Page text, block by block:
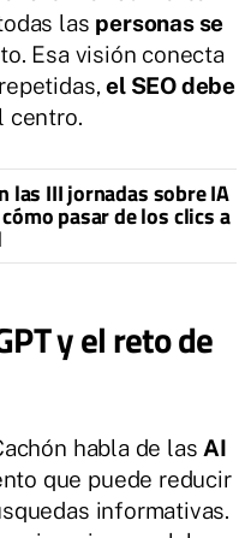
las personas se
Esa visión conecta
el SEO debe
centro.
las III jornadas sobre IA
pasar de los clics a
y el reto de
habla de las AI
que puede reducir
informativas.